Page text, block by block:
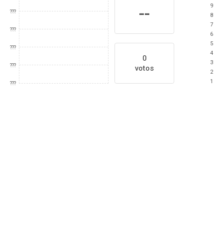
???
???
???
???
???
--
0
votos
9
8
7
6
5
4
3
2
1